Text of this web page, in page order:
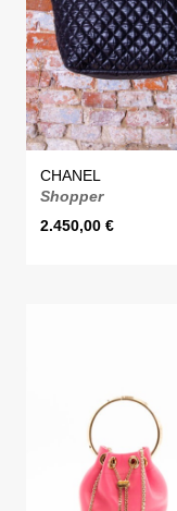
CHANEL
Shopper
2.450,00 €